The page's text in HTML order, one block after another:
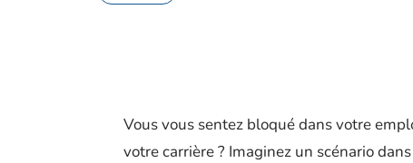
Vous vous sentez bloqué dans votre
votre carrière ? Imaginez un scénario